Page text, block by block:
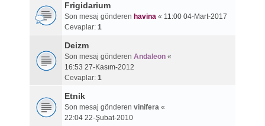
Frigidarium
Son mesaj gönderen havina« 11:00 04-Mart-2017
Cevaplar: 1
Deizm
Son mesaj gönderen Andaleon«
16:53 27-Kasım-2012
Cevaplar: 1
Etnik
Son mesaj gönderen vinifera«
22:04 22-Şubat-2010